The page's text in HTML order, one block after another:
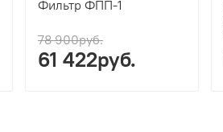
Фильтр ФПП-1
78 900руб.
61 422руб.